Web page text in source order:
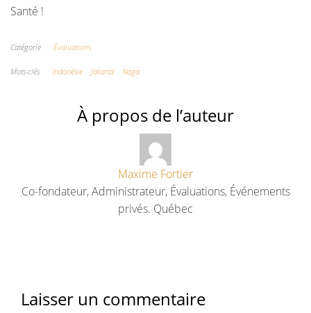
Santé !
Catégorie Évaluations
Mots-clés Indonésie Jakarta Naga
À propos de l’auteur
Maxime Fortier
Co-fondateur, Administrateur, Évaluations, Événements
privés. Québec
Laisser un commentaire